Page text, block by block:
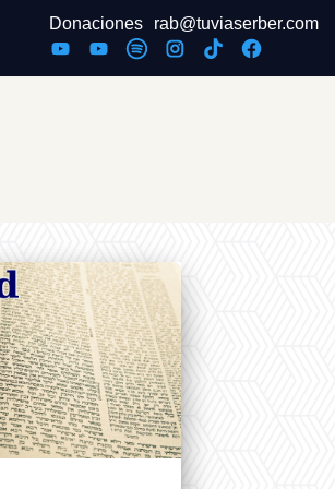
Donaciones rab@tuviaserber.com